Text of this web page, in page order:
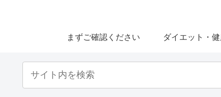
まずご確認ください ダイエット・